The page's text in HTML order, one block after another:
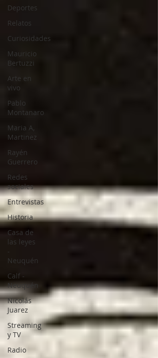
Deportes
Relatos
Curiosidades
Mauricio
Bertuzzi
Arte en
vivo
Pablo
Montanaro
Maria A,
Martinez
Rayén
Guerrero
Redes
sociales
Entrevistas
Historia
Casa de
las leyes
-
Neuquén
Calf -
Neuquén
Nicolás
Juarez
Streaming
y TV
Radio